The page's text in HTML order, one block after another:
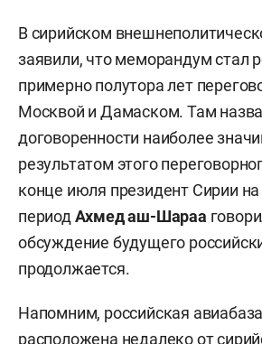
В сирийском
заявили, что меморандум стал
примерно полутора лет
Москвой и Дамаском. Там
договоренности наиболее
результатом этого
конце июля президент Сирии
периодАхмед аш-Шараа
обсуждение будущего
продолжается.
Напомним, российская
расположена недалеко от